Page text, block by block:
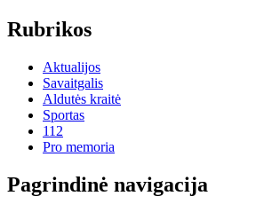
Rubrikos
Aktualijos
Savaitgalis
Aldutės kraitė
Sportas
112
Pro memoria
Pagrindinė navigacija